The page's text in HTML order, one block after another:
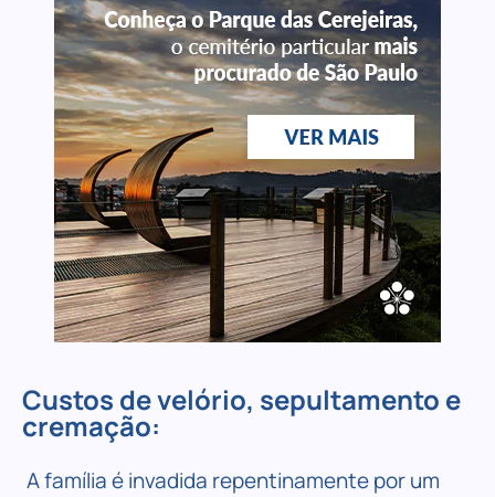
Custos de velório, sepultamento e
cremação:
A família é invadida repentinamente por um